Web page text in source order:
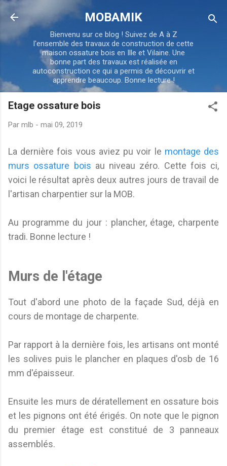
Accéder au contenu principal
MOBAMIK
Bienvenu sur ce blog ! Suivez de A à Z
l'ensemble des travaux de construction de cette
maison ossature bois en Ille et Vilaine. Une
bonne part des travaux est réalisée en
autoconstruction ce qui a permis de découvrir et
apprendre beaucoup. Bonne lecture !
Etage ossature bois
Par mlb - mai 09, 2019
La dernière fois vous aviez pu voir le montage des
murs ossature bois au niveau zéro. Cette fois ci,
voici le résultat après deux autres jours de travail de
l'artisan charpentier sur la MOB.
Au programme du jour : plancher, étage, charpente
tradi. Bonne lecture !
Murs de l'étage
Tout d'abord une photo de la façade Sud, déjà en
cours de montage de charpente.
Par rapport à la dernière fois, les artisans ont monté
les solives puis le plancher en plaques d'osb de 16
mm d'épaisseur.
Ensuite les murs de dératellement en ossature bois
et les pignons ont été érigés. On note que le pignon
du premier étage est constitué de 3 panneaux
assemblés.